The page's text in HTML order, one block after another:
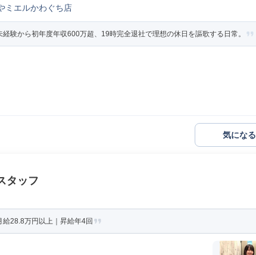
ミエルかわぐち店
験から初年度年収600万超、19時完全退社で理想の休日を謳歌する日常。
気になる
タッフ
28.8万円以上｜昇給年4回